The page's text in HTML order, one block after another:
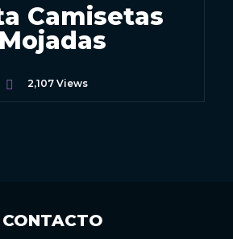
Camisetas
Mojadas
2,107 Views
CONTACTO